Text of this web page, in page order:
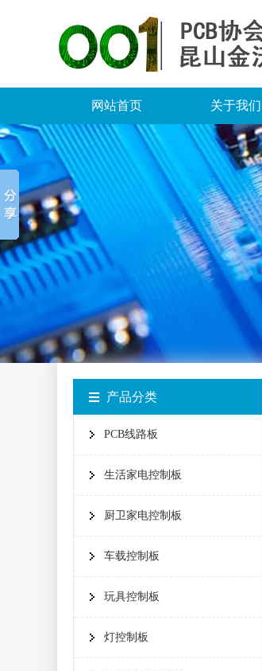
网站首页 关于我们
产品分类
PCB线路板
生活家电控制板
厨卫家电控制板
车载控制板
玩具控制板
灯控制板